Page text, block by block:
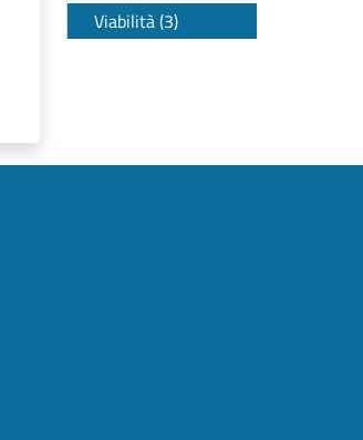
Viabilità (3)